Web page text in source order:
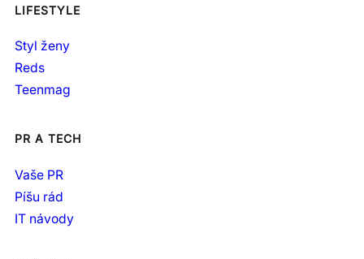
LIFESTYLE
Styl ženy
Reds
Teenmag
PR A TECH
Vaše PR
Píšu rád
IT návody